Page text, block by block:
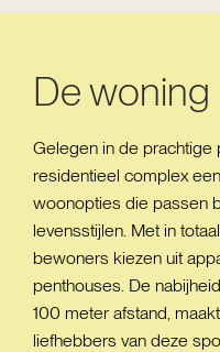
De woning
Gelegen in de prachtige
residentieel complex
woonopties die passen
levensstijlen. Met in
bewoners kiezen uit
penthouses. De
100 meter afstand,
liefhebbers van deze